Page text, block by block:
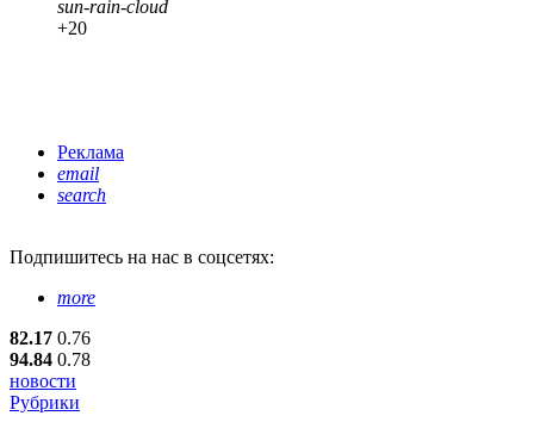
sun-rain-cloud
+20
Реклама
email
search
Подпишитесь на нас в соцсетях:
more
82.17 0.76
94.84 0.78
новости
Рубрики